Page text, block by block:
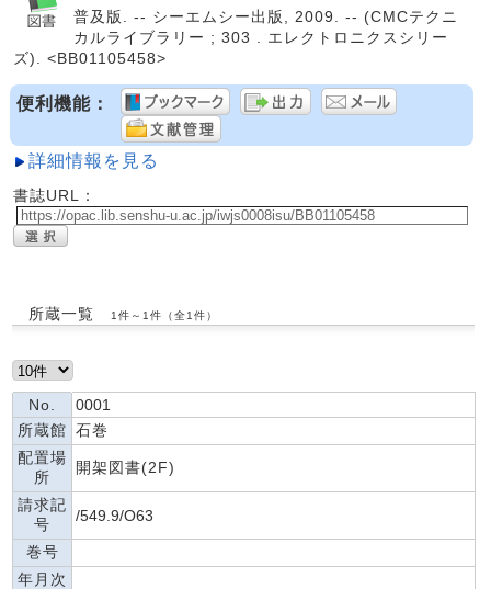
普及版. -- シーエムシー出版, 2009. -- (CMCテクニ
カルライブラリー ; 303 . エレクトロニクスシリー
ズ). <BB01105458>
便利機能：
詳細情報を見る
書誌URL：
所蔵一覧 1件～1件（全1件）
No.
0001
所蔵館 石巻
配置場
所
開架図書(2F)
請求記
号
/549.9/O63
巻号
年月次